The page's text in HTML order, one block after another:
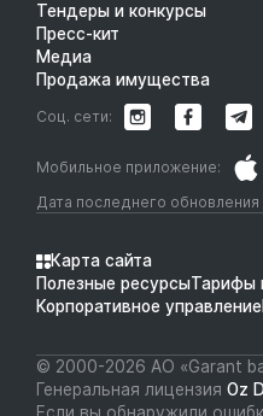
Тендеры и конкурсы
Пресс-кит
Медиа
Продажа имущества
Дата последнего обновления
Мобильное приложение:
Соц. сети:
Карта сайта
Полезные ресурсыТарифы
Корпоративное управление
© 2000-2026 АО «Garant
Генеральная лицензия Oz